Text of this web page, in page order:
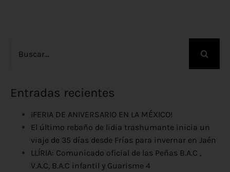
Entradas recientes
¡FERIA DE ANIVERSARIO EN LA MÉXICO!
El último rebaño de lidia trashumante inicia un
viaje de 35 días desde Frías para invernar en Jaén
LLÍRIA: Comunicado oficial de las Peñas B.A.C ,
V.A.C, B.A.C infantil y Guarisme 4